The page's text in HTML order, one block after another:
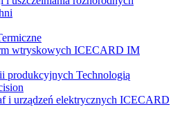
wtryskowych ICECARD IM
produkcyjnych Technologią
i urządzeń elektrycznych ICECARD